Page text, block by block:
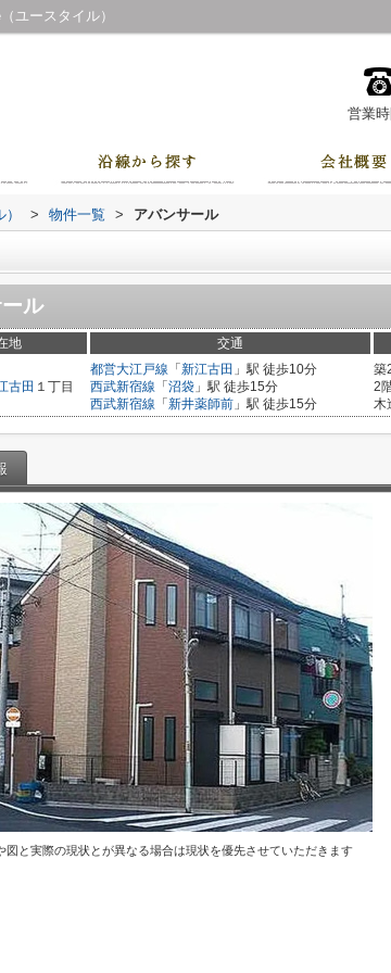
ユースタイル）
営業
> 物件一覧 > アバンサール
ル
地 交通
古田 １丁目
都営大江戸線 「 新江古田 」駅 徒歩10分
西武新宿線 「 沼袋 」駅 徒歩15分
西武新宿線 「 新井薬師前 」駅 徒歩15分
築
2
木
図と実際の現状とが異なる場合は現状を優先させていただきます